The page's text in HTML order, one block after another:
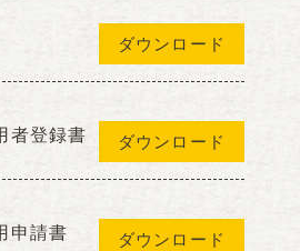
ダウンロード
者登録書 ダウンロード
申請書 ダウンロード